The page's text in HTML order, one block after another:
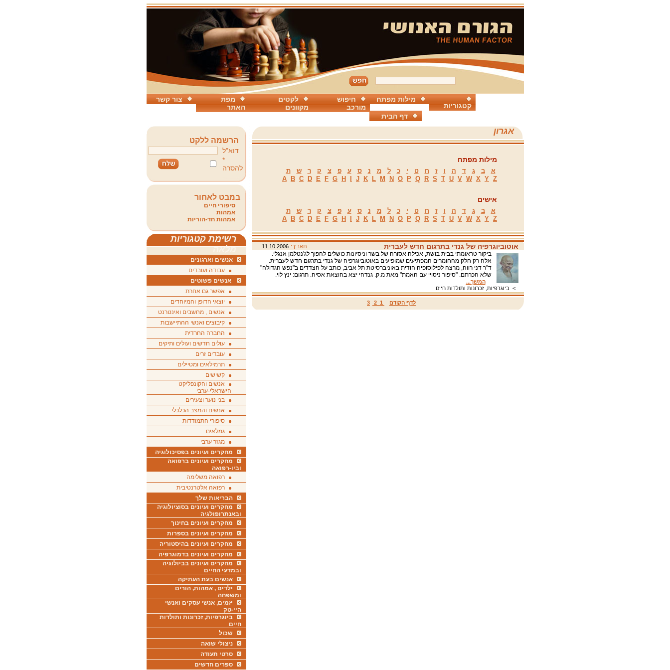
צור קשר
מפת
האתר
לקטים
מקוונים
חיפוש
מורכב
מילות מפתח
קטגוריות
דף הבית
אגרון
מילות מפתח
א ב ג ד ה ו ז ח ט י כ ל מ נ ס ע פ צ ק ר ש
ת
A
B C D E F G H J K L M N O P Q R S T U V W X Y Z
אישים
א ב ג ד ה ו ז ח ט י כ ל מ נ ס ע פ צ ק ר ש
ת
A
B C D E F G H J K L M N O P Q R S T U V W X Y Z
אוטוביוגרפיה של גנדי בתרגום חדש לעברית תאריך: 11.10.2006
ביקור טראומתי בבית בושת, אכילה אסורה של בשר וניסיונות כושלים להפוך לג'נטלמן אנגלי.
אלה רק חלק מהחומרים המפתיעים שמופיעים באוטוביוגרפיה של גנדי בתרגום חדש לעברית.
ד"ר דני רווה, מרצה לפילוסופיה הודית באוניברסיטת תל אביב, כותב על הצדדים ב"נפש הגדולה"
שלא הכרתם. "סיפור ניסויי עם האמת" מאת מ.ק. גנדהי יצא בהוצאת אסיה. תרגום: ינץ לוי.
המשך...
> ביוגרפיות, זכרונות ותולדות חיים
לדף הקודם 1
2
3
הרשמה ללקט
דוא"ל
*
להסרה
במבט לאחור
סיפורי חיים
אמהות
אמהות חד-הוריות
רשימת קטגוריות
מלאה
אנשים וארגונים
עבודה ועובדים
אנשים פשוטים
אפשר גם אחרת
יוצאי הדופן והמיוחדים
אנשים , מחשבים ואינטרנט
קיבוצים ואנשי ההתיישבות
החברה החרדית
עולים חדשים ועולים ותיקים
עובדים זרים
תרמילאים ומטיילים
קשישים
אנשים והקונפליקט
הישראלי-ערבי
בני נוער וצעירים
אנשים והמצב הכלכלי
סיפורי התמודדות
גמלאים
מגזר ערבי
מחקרים ועיונים בפסיכולוגיה
מחקרים ועיונים ברפואה
וביו-רפואה
רפואה משלימה
רפואה אלטרנטיבית
הבריאות שלך
מחקרים ועיונים בסוציולוגיה
ובאנתרופולגיה
מחקרים ועיונים בחינוך
מחקרים ועיונים בספרות
מחקרים ועיונים בהיסטוריה
מחקרים ועיונים בדמוגרפיה
מחקרים ועיונים בביולוגיה
ובמדעי החיים
אנשים בעת העתיקה
ילדים , אמהות, הורים
ומשפחה
יזמים, אנשי עסקים ואנשי
היי-טק
ביוגרפיות, זכרונות ותולדות
חיים
שכול
ניצולי שואה
סרטי תעודה
ספרים חדשים